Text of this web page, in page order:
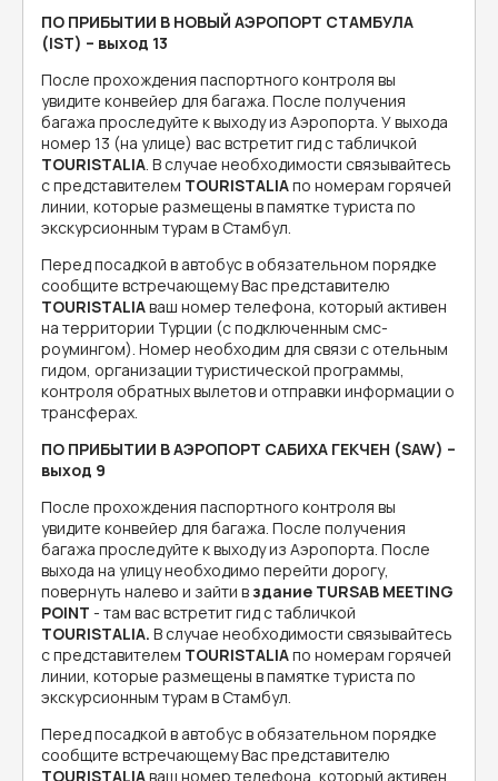
ПО ПРИБЫТИИ В НОВЫЙ АЭРОПОРТ СТАМБУЛА
(IST) – выход 13
После прохождения паспортного контроля вы
увидите конвейер для багажа. После получения
багажа проследуйте к выходу из Аэропорта. У выхода
номер 13 (на улице) вас встретит гид с табличкой
TOURISTALIA . В случае необходимости связывайтесь
с представителем TOURISTALIAпо номерам горячей
линии, которые размещены в памятке туриста по
экскурсионным турам в Стамбул.
Перед посадкой в автобус в обязательном порядке
сообщите встречающему Вас представителю
TOURISTALIAваш номер телефона, который активен
на территории Турции (с подключенным смс-
роумингом). Номер необходим для связи с отельным
гидом, организации туристической программы,
контроля обратных вылетов и отправки информации о
трансферах.
ПО ПРИБЫТИИ В АЭРОПОРТ САБИХА ГЕКЧЕН (SAW) –
выход 9
После прохождения паспортного контроля вы
увидите конвейер для багажа. После получения
багажа проследуйте к выходу из Аэропорта. После
выхода на улицу необходимо перейти дорогу,
повернуть налево и зайти вздание TURSAB MEETING
POINT - там вас встретит гид с табличкой
TOURISTALIA. В случае необходимости связывайтесь
с представителем TOURISTALIAпо номерам горячей
линии, которые размещены в памятке туриста по
экскурсионным турам в Стамбул.
Перед посадкой в автобус в обязательном порядке
сообщите встречающему Вас представителю
TOURISTALIAваш номер телефона, который активен